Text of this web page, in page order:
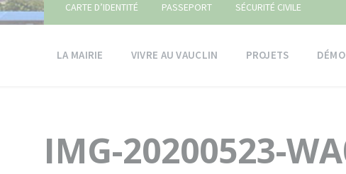
CARTE D’IDENTITÉ PASSEPORT SÉCURITÉ CIVILE
LA MAIRIE VIVRE AU VAUCLIN PROJETS
IMG-20200523-